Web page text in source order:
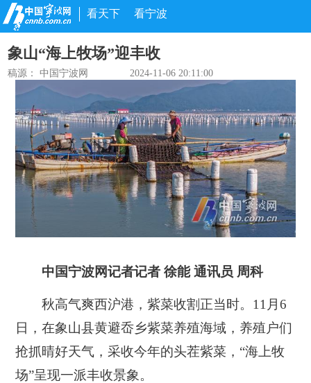
看天下 看宁波
象山“海上牧场”迎丰收
稿源： 中国宁波网 2024-11-06 20:11:00
中国宁波网记者记者 徐能 通讯员 周科
秋高气爽西沪港，紫菜收割正当时。 11 月6
日，在象山县黄避岙乡紫菜养殖海域，养殖户们
抢抓晴好天气，采收今年的头茬紫菜，“海上牧
场”呈现一派丰收景象。